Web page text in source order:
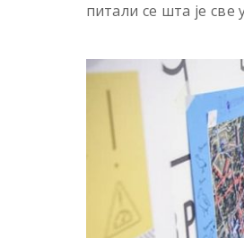
питали се шта је све